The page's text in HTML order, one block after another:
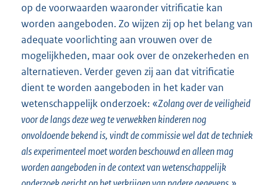
op de voorwaarden waaronder vitrificatie kan
worden aangeboden. Zo wijzen zij op het belang van
adequate voorlichting aan vrouwen over de
mogelijkheden, maar ook over de onzekerheden en
alternatieven. Verder geven zij aan dat vitrificatie
dient te worden aangeboden in het kader van
wetenschappelijk onderzoek: «Zolang over de veiligheid
voor de langs deze weg te verwekken kinderen nog
onvoldoende bekend is, vindt de commissie wel dat de techniek
als experimenteel moet worden beschouwd en alleen mag
worden aangeboden in de context van wetenschappelijk